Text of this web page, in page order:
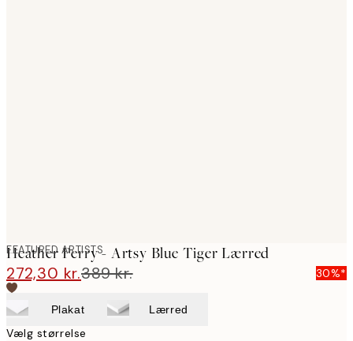
FEATURED ARTISTS
Heather Perry - Artsy Blue Tiger Lærred
272,30 kr.389 kr. 30%*
Plakat Lærred
Vælg størrelse